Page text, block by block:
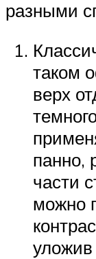
разными
таком
верх
панно,
части
можно
уложив